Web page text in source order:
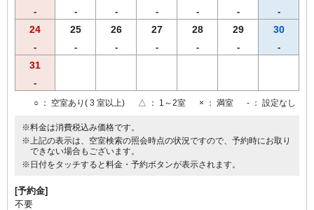
- - - - - - -
24
-
25
-
26
-
27
-
28
-
29
-
30
-
31
-
○ ： 空室あり( 3 室以上) △ ： 1～2室 × ： 満室 - ： 設定なし
※料金は消費税込み価格です。
※上記の表示は、空室検索の照会時点の状況ですので、予約時にお取り
できない場合もございます。
※日付をタッチすると料金・予約ボタンが表示されます。
[予約金]
不要